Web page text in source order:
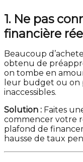
1. Ne pas
financière
Beaucoup
obtenu de
on tombe en
leur budget ou on
inaccessibles.
Solution : Faites
commencer votre
plafond de
hausse de taux